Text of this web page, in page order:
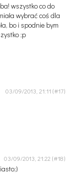
wszystko co do
wybrać coś dla
bo i spodnie bym
;p
03/09/2013, 21:11
03/09/2013, 21:22